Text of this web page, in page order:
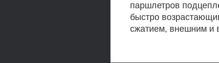
паршлетров
быстро
сжатием, внешним и